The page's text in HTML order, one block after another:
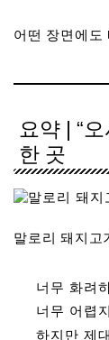
어떤 장면에도
요약 | “
한 곳
말로리 돼지고
너무 화려
너무 어렵
하지만 제